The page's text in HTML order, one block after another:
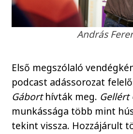
András
Első megszólaló
podcast adássorozat
Gáborthívták meg. Gellért
munkássága több mint
tekint vissza. Hozzájárult